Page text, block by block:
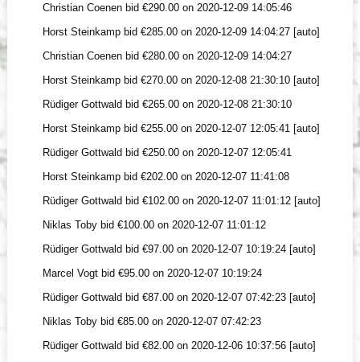
Christian Coenen bid €290.00 on 2020-12-09 14:05:46
Horst Steinkamp bid €285.00 on 2020-12-09 14:04:27 [auto]
Christian Coenen bid €280.00 on 2020-12-09 14:04:27
Horst Steinkamp bid €270.00 on 2020-12-08 21:30:10 [auto]
Rüdiger Gottwald bid €265.00 on 2020-12-08 21:30:10
Horst Steinkamp bid €255.00 on 2020-12-07 12:05:41 [auto]
Rüdiger Gottwald bid €250.00 on 2020-12-07 12:05:41
Horst Steinkamp bid €202.00 on 2020-12-07 11:41:08
Rüdiger Gottwald bid €102.00 on 2020-12-07 11:01:12 [auto]
Niklas Toby bid €100.00 on 2020-12-07 11:01:12
Rüdiger Gottwald bid €97.00 on 2020-12-07 10:19:24 [auto]
Marcel Vogt bid €95.00 on 2020-12-07 10:19:24
Rüdiger Gottwald bid €87.00 on 2020-12-07 07:42:23 [auto]
Niklas Toby bid €85.00 on 2020-12-07 07:42:23
Rüdiger Gottwald bid €82.00 on 2020-12-06 10:37:56 [auto]